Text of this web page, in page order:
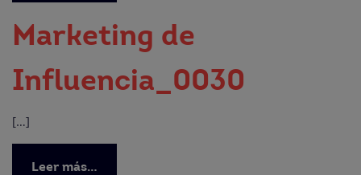
Marketing de
Influencia_0030
[…]
Leer más…